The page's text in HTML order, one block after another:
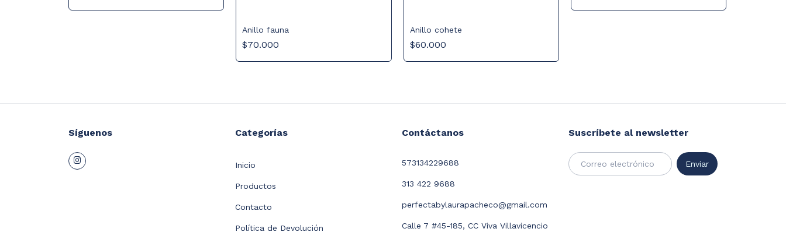
Anillo fauna
$70.000
Anillo cohete
$60.000
Síguenos Categorías
Inicio
Productos
Contacto
Política de Devolución
Contáctanos
573134229688
313 422 9688
perfectabylaurapacheco@gmail.com
Calle 7 #45-185, CC Viva Villavicencio
Suscríbete al newsletter